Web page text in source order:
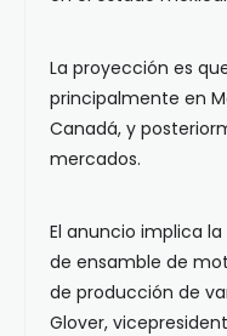
La proyección es
principalmente en
Canadá, y
mercados.
El anuncio implica
de ensamble de
de producción de
Glover,